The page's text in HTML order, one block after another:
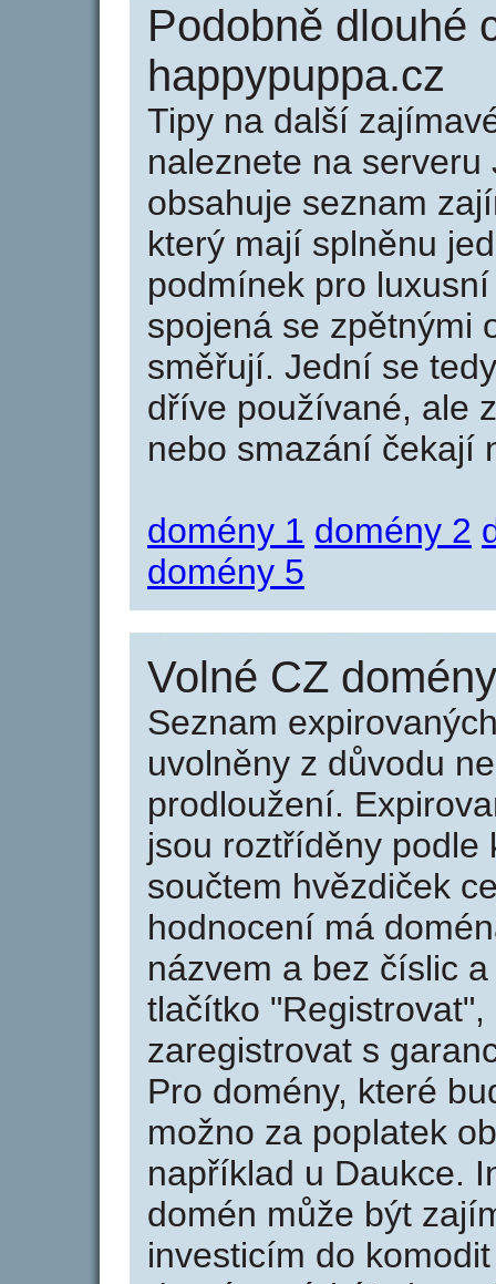
Podobně dlouhé
happypuppa.cz
Tipy na další
naleznete na serveru
obsahuje seznam
který mají splněnu
podmínek pro
spojená se zpětnými
směřují. Jední se
dříve používané, ale
nebo smazání čekají
domény 1 domény 2
domény 5
Volné CZ
Seznam
uvolněny z důvodu
prodloužení.
jsou roztříděny podle
součtem hvězdiček
hodnocení má
názvem a bez číslic
tlačítko
zaregistrovat s
Pro domény, které
možno za poplatek
například u Daukce.
domén může být
investicím do